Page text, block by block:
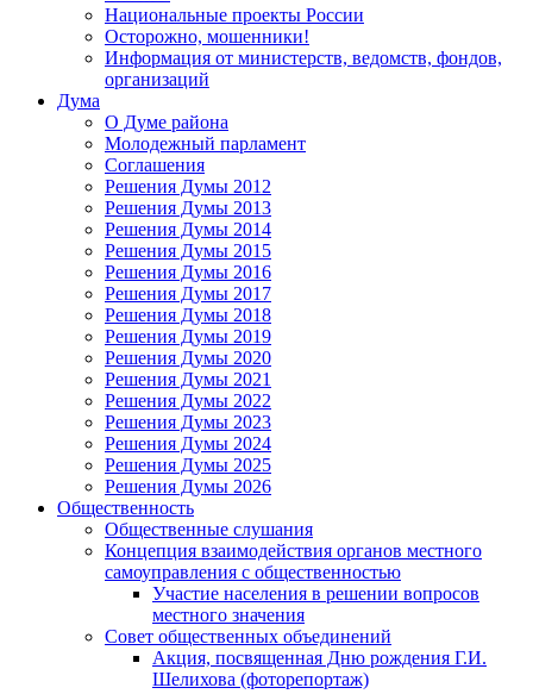
Национальные проекты России
Осторожно, мошенники!
Информация от министерств, ведомств, фондов,
организаций
Дума
О Думе района
Молодежный парламент
Соглашения
Решения Думы 2012
Решения Думы 2013
Решения Думы 2014
Решения Думы 2015
Решения Думы 2016
Решения Думы 2017
Решения Думы 2018
Решения Думы 2019
Решения Думы 2020
Решения Думы 2021
Решения Думы 2022
Решения Думы 2023
Решения Думы 2024
Решения Думы 2025
Решения Думы 2026
Общественность
Общественные слушания
Концепция взаимодействия органов местного
самоуправления с общественностью
Участие населения в решении вопросов
местного значения
Совет общественных объединений
Акция, посвященная Дню рождения Г.И.
Шелихова (фоторепортаж)